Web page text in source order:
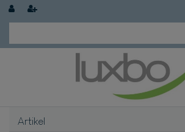
Artikel